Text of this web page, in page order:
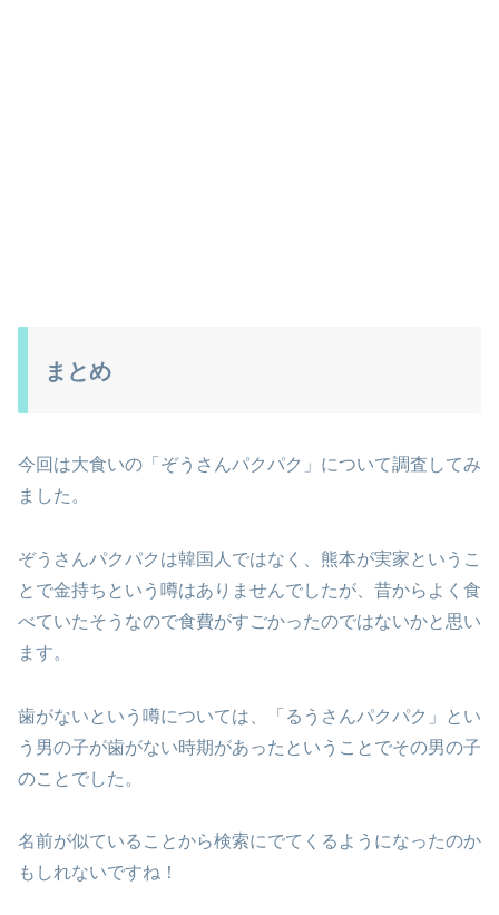
まとめ
今回は大食いの「ぞうさんパクパク」について調査してみ
ました。
ぞうさんパクパクは韓国人ではなく、熊本が実家というこ
とで金持ちという噂はありませんでしたが、昔からよく食
べていたそうなので食費がすごかったのではないかと思い
ます。
歯がないという噂については、「るうさんパクパク」とい
う男の子が歯がない時期があったということでその男の子
のことでした。
名前が似ていることから検索にでてくるようになったのか
もしれないですね！